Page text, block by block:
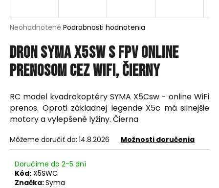
Priemerné
produktu
je
0,0
z
hviezdičiek.
Neohodnotené Podrobnosti hodnotenia
Dron Syma X5SW s FPV online
prenosom cez WiFi, čierny
RC model kvadrokoptéry SYMA X5Csw - online WiFi
prenos. Oproti základnej legende X5c má silnejšie
motory a vylepšené lyžiny. Čierna
Môžeme doručiť do: 14.8.2026 Možnosti doručenia
Doručíme do 2-5 dní
Kód: X5SWC
Značka:Syma
j
ť
?
HĽADAŤ